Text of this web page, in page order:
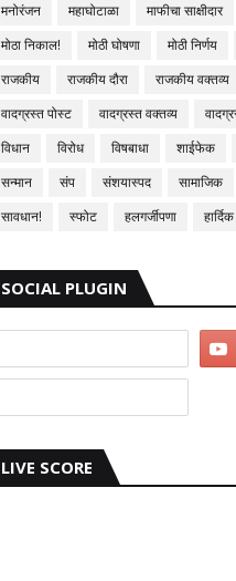
मनोरंजन
महाघोटाळा माफीचा साक्षीदार
मोठा निकाल!
मोठी घोषणा मोठी निर्णय
राजकीय
राजकीय दौरा राजकीय वक्तव्य
वादग्रस्त पोस्ट
वादग्रस्त वक्तव्य
विधान
विरोध विषबाधा शाईफेक
सन्मान
संप संशयास्पद सामाजिक
सावधान!
स्फोट हलगर्जीपणा
SOCIAL PLUGIN
LIVE SCORE